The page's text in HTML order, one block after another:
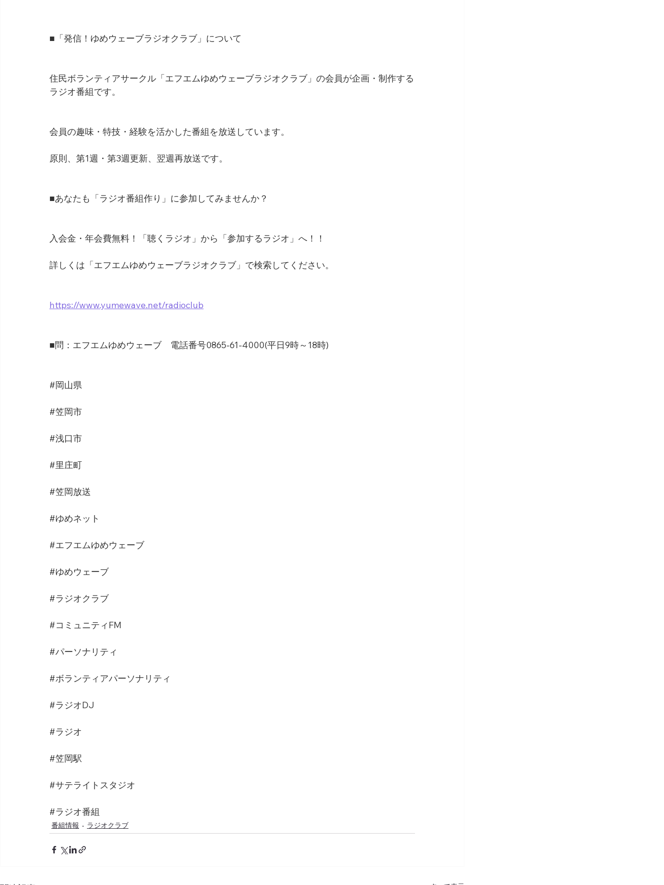
■「発信！ゆめウェーブラジオクラブ」について
住民ボランティアサークル「エフエムゆめウェーブラジオクラブ」の会員が企画・制作する
ラジオ番組です。
会員の趣味・特技・経験を活かした番組を放送しています。
原則、第1週・第3週更新、翌週再放送です。
■あなたも「ラジオ番組作り」に参加してみませんか？
入会金・年会費無料！「聴くラジオ」から「参加するラジオ」へ！！
詳しくは「エフエムゆめウェーブラジオクラブ」で検索してください。
https://www.yumewave.net/radioclub
■問：エフエムゆめウェーブ　電話番号0865-61-4000(平日9時～18時)
#岡山県
#笠岡市
#浅口市
#里庄町
#笠岡放送
#ゆめネット
#エフエムゆめウェーブ
#ゆめウェーブ
#ラジオクラブ
#コミュニティFM
#パーソナリティ
#ボランティアパーソナリティ
#ラジオDJ
#ラジオ
#笠岡駅
#サテライトスタジオ
#ラジオ番組
番組情報 ラジオクラブ